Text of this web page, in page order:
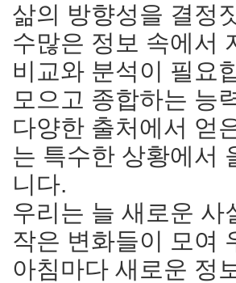
삶의 방향성을 결정
수많은 정보 속에서
비교와 분석이 필요
모으고 종합하는 능
다양한 출처에서 얻
는 특수한 상황에서
니다.
우리는 늘 새로운 사
작은 변화들이 모여
아침마다 새로운 정